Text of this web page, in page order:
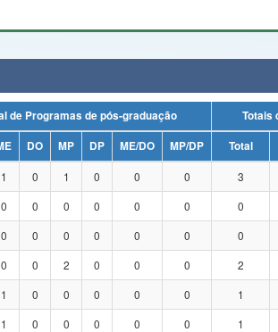
Central do Brasil Planalto
Total de Programas de pós-graduação
Totais
DO MP DP ME/DO MP/DP Total
1 0 1 0 0 0 3
0 0 0 0 0 0 0
0 0 0 0 0 0 0
0 0 2 0 0 0 2
1 0 0 0 0 0 1
1 0 0 0 0 0 1